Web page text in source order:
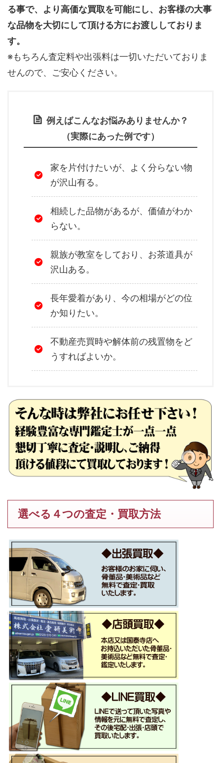
る事で、より高価な買取を可能にし、お客様の大事
な品物を大切にして頂ける方にお渡ししておりま
す。
※もちろん査定料や出張料は一切いただいておりま
せんので、ご安心ください。
例えばこんなお悩みありませんか？
（実際にあった例です）
家を片付けたいが、よく分らない物
が沢山有る。
相続した品物があるが、価値がわか
らない。
親族が教室をしており、お茶道具が
沢山ある。
長年愛着があり、今の相場がどの位
か知りたい。
不動産売買時や解体前の残置物をど
うすればよいか。
選べる４つの査定・買取方法